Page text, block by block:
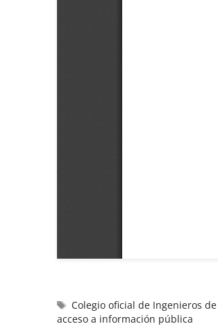
Colegio oficial de Ingenieros
acceso a información pública